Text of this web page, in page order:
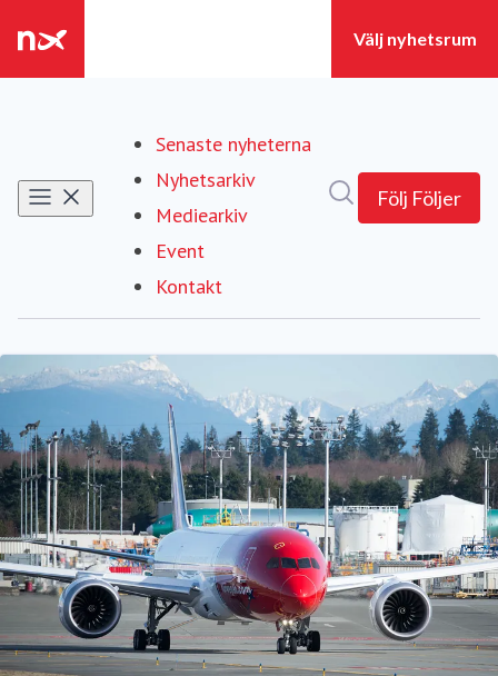
Senaste nyheterna
Nyhetsarkiv
Mediearkiv
Event
Kontakt
Följ Följer